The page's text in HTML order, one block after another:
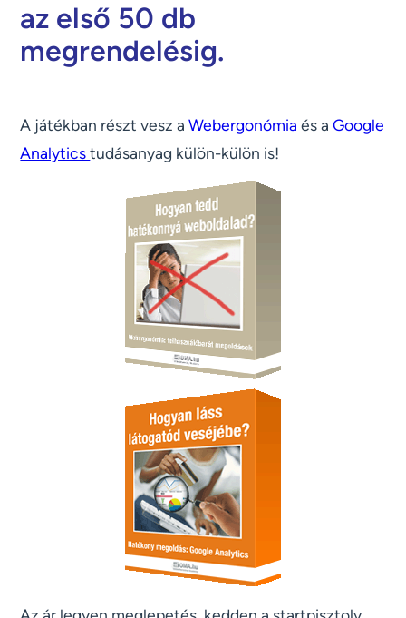
az első 50 db
megrendelésig.
A játékban részt vesz aWebergonómiaés aGoogle
Analyticstudásanyag külön-külön is!